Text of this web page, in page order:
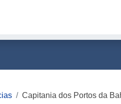
Capitania dos Portos da